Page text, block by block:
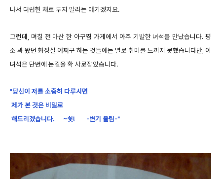
나서 더럽힌 채로 두지 말라는 얘기겠지요.
그런데, 며칠 전 마산 한 아구찜 가게에서 아주 기발한 녀석을 만났습니다. 평
소 봐 왔던 화장실 어쩌구 하는 것들에는 별로 취미를 느끼지 못했습니다만, 이
녀석은 단번에 눈길을 확 사로잡았습니다.
"당신이 저를 소중히 다루시면
제가 본 것은 비밀로
해드리겠습니다. ~쉿! -변기 올림-"